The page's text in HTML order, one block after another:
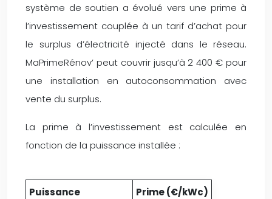
système de soutien a évolué vers une prime à
l’investissement couplée à un tarif d’achat pour
le surplus d’électricité injecté dans le réseau.
MaPrimeRénov’ peut couvrir jusqu’à 2 400 € pour
une installation en autoconsommation avec
vente du surplus.
La prime à l’investissement est calculée en
fonction de la puissance installée :
Puissance Prime (€/kWc)